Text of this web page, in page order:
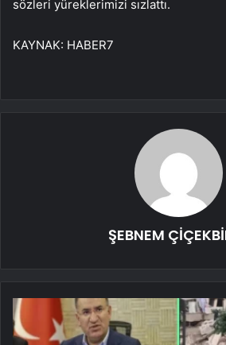
sözleri yüreklerimizi sızlattı.
KAYNAK: HABER7
ŞEBNEM